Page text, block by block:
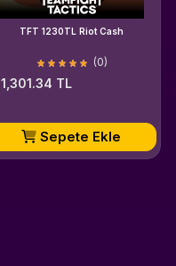
TFT 1230TL Riot Cash
(0)
1,301.34 TL
Sepete Ekle